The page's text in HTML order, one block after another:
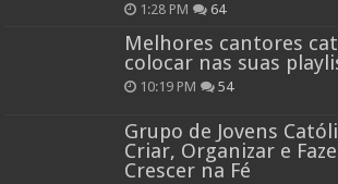
1:28 PM 64
Melhores cantores
colocar nas suas
10:19 PM 54
Grupo de Jovens
Criar, Organizar e
Crescer na Fé